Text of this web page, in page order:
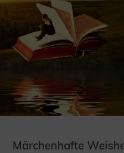
Märchenhafte